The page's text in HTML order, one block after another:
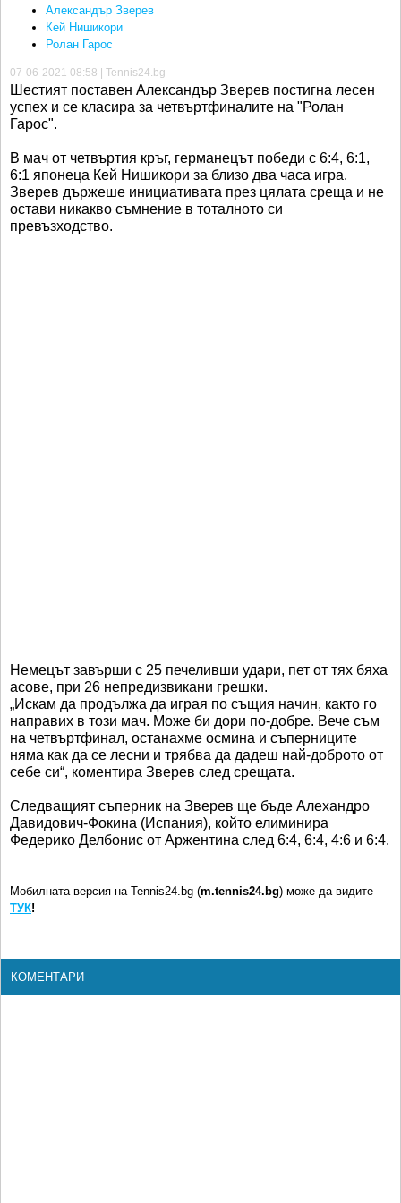
Александър Зверев
Кей Нишикори
Ролан Гарос
07-06-2021 08:58 | Tennis24.bg
Шестият поставен Александър Зверев постигна лесен
успех и се класира за четвъртфиналите на "Ролан
Гарос".
В мач от четвъртия кръг, германецът победи с 6:4, 6:1,
6:1 японеца Кей Нишикори за близо два часа игра.
Зверев държеше инициативата през цялата среща и не
остави никакво съмнение в тоталното си
превъзходство.
Немецът завърши с 25 печеливши удари, пет от тях бяха
асове, при 26 непредизвикани грешки.
„Искам да продължа да играя по същия начин, както го
направих в този мач. Може би дори по-добре. Вече съм
на четвъртфинал, останахме осмина и съперниците
няма как да се лесни и трябва да дадеш най-доброто от
себе си“, коментира Зверев след срещата.
Следващият съперник на Зверев ще бъде Алехандро
Давидович-Фокина (Испания), който елиминира
Федерико Делбонис от Аржентина след 6:4, 6:4, 4:6 и 6:4.
Мобилната версия на Tennis24.bg (m.tennis24.bg) може да видите
ТУК!
КОМЕНТАРИ